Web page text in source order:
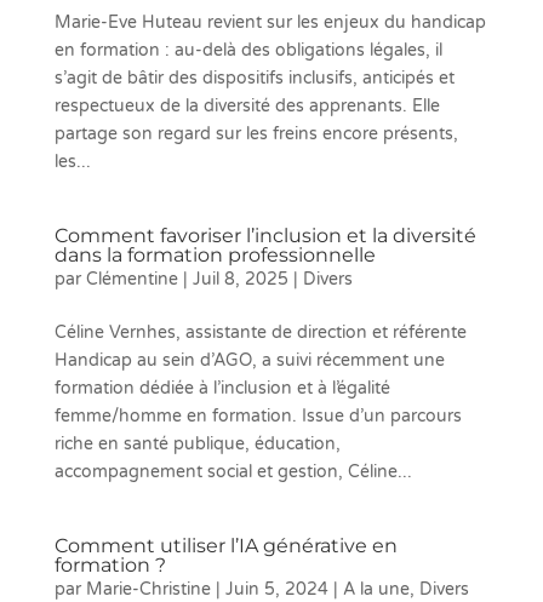
Marie-Eve Huteau revient sur les enjeux du handicap
en formation : au-delà des obligations légales, il
s’agit de bâtir des dispositifs inclusifs, anticipés et
respectueux de la diversité des apprenants. Elle
partage son regard sur les freins encore présents,
les...
Comment favoriser l’inclusion et la diversité
dans la formation professionnelle
par Clémentine| Juil 8, 2025 Divers
Céline Vernhes, assistante de direction et référente
Handicap au sein d’AGO, a suivi récemment une
formation dédiée à l’inclusion et à l’égalité
femme/homme en formation. Issue d’un parcours
riche en santé publique, éducation,
accompagnement social et gestion, Céline...
Comment utiliser l’IA générative en
formation ?
par Marie-Christine| Juin 5, 2024| A la une, Divers